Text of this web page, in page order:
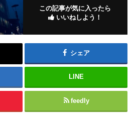
この記事が気に入ったら
いいねしよう！
シェア
LINE
feedly